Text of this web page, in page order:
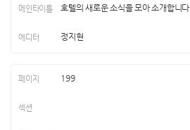
호텔의 새로운 소식을 모아 소개합니다
정지현
199